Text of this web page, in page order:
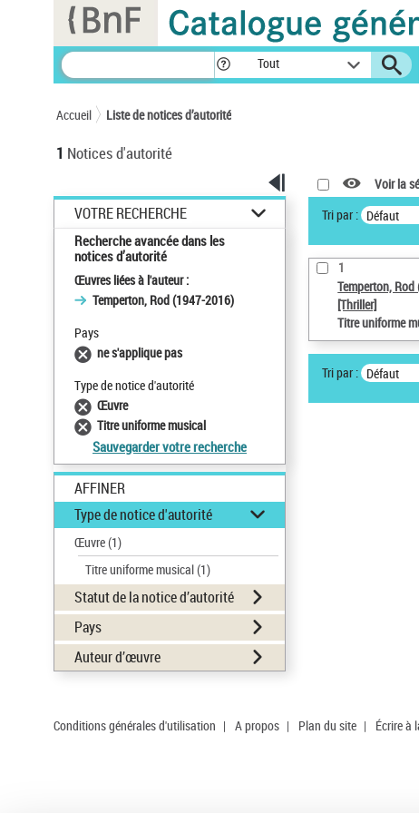
Tout
Accueil Liste de notices d’autorité
1 Notices d'autorité
VOTRE RECHERCHE
Recherche avancée dans les
notices d’autorité
Œuvres liées à l'auteur :
Temperton, Rod (1947-2016)
Pays
ne s'applique pas
Type de notice d'autorité
Œuvre
Titre uniforme musical
Sauvegarder votre recherche
AFFINER
Type de notice d'autorité
Œuvre(1)
Titre uniforme musical(1)
Statut de la notice d’autorité
Pays
Auteur d’œuvre
Voir la
Tri par : Défaut
1
Temperton,
[Thriller]
Titre uniforme
Tri par : Défaut
Conditions générales d'utilisation | A propos | Plan du site | Écrire à
Panneau de gestion des cookies